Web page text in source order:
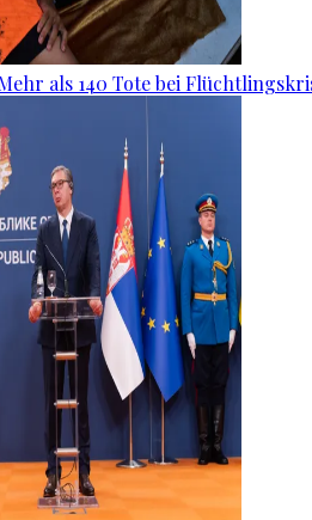
als 140 Tote bei